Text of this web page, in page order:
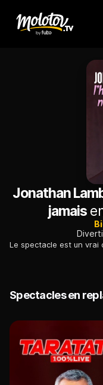
Jonathan
jamais
Spectacles en